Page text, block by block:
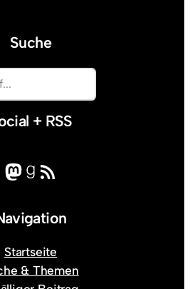
Suche
+ RSS
Mastodon Goodreads RSS-Feed
Startseite
& Themen